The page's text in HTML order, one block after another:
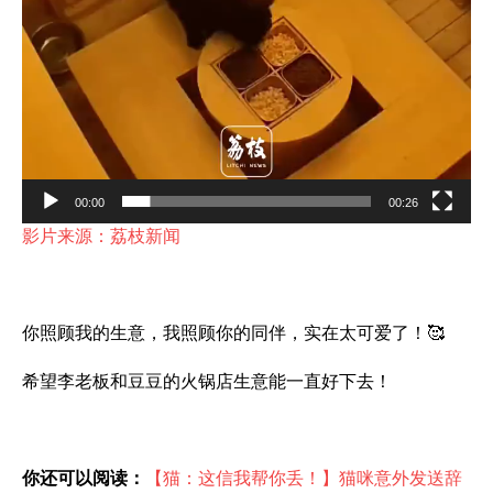
00:00 00:26
影片来源：荔枝新闻
你照顾我的生意，我照顾你的同伴，实在太可爱了！🥰
希望李老板和豆豆的火锅店生意能一直好下去！
你还可以阅读： 【猫：这信我帮你丢！】猫咪意外发送辞